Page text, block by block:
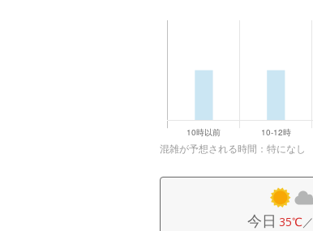
混雑が予想される時間：特になし
今日 35℃／